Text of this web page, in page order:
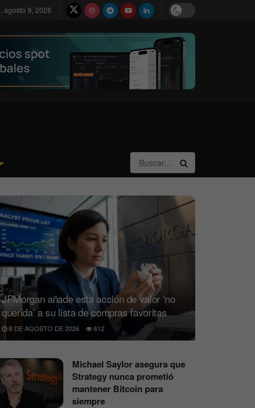
agosto 9, 2026
JPMorgan añade esta acción de valor ‘no
querida’ a su lista de compras favoritas
8 DE AGOSTO DE 2026 612
Michael Saylor asegura que
Strategy nunca prometió
mantener Bitcoin para
siempre